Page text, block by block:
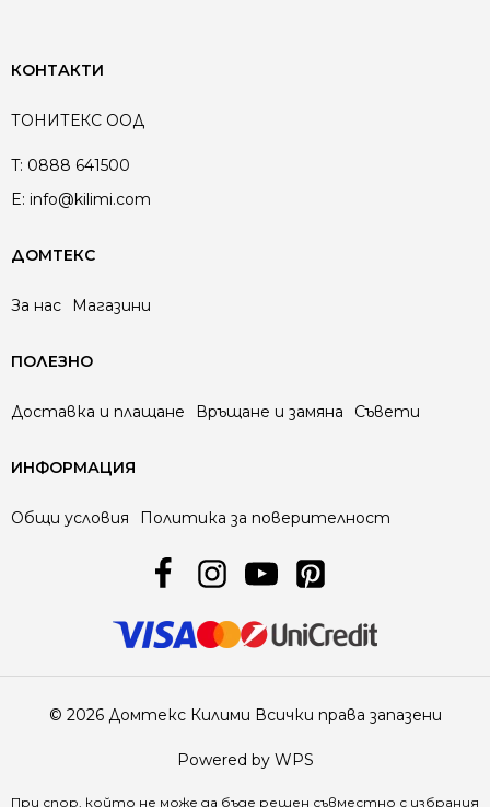
КОНТАКТИ
ТОНИТЕКС ООД
T: 0888 641500
E: info@kilimi.com
ДОМТЕКС
За нас Магазини
ПОЛЕЗНО
Доставка и плащане Връщане и замяна Съвети
ИНФОРМАЦИЯ
Общи условия Политика за поверителност
© 2026 Домтекс Килими Всички права запазени
Powered by WPS
При спор, който не може да бъде решен съвместно с избрания